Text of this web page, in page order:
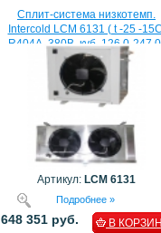
Сплит-система низкотемп.
Intercold LCM 6131 ( t -25 -
R404A, 380В, куб. 126,0-
Артикул: LCM 6131
Подробнее »
648 351 руб. В